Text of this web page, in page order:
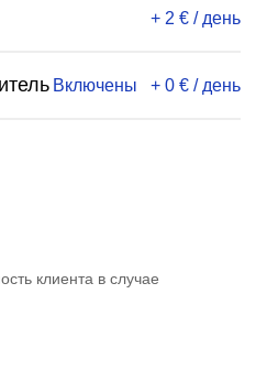
+ 2 € / день
Включены + 0 € / день
клиента в случае